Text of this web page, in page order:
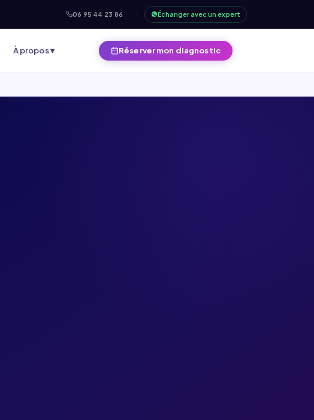
06 95 44 23 86 Échanger avec un expert
À propos ▾ Réserver mon diagnostic